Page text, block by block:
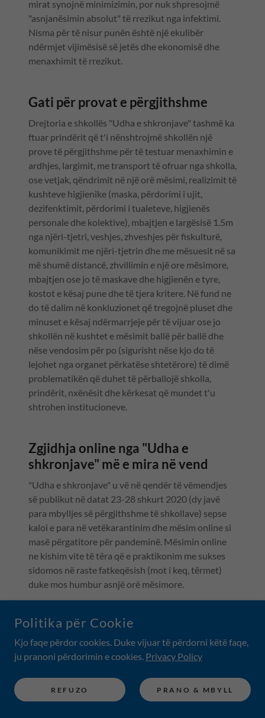
mirat synojnë minimizimin, por nuk shpresojmë
"asnjanësimin absolut" të rrezikut nga infektimi.
Nisma për të nisur punën është një ekulibër
ndërmjet vijimësisë së jetës dhe ekonomisë dhe
menaxhimit të rrezikut.
Gati për provat e përgjithshme
Drejtoria e shkollës "Udha e shkronjave" tashmë ka
ftuar prindërit që t'i nënshtrojmë shkollën një
prove të përgjithshme për të testuar menaxhimin e
ardhjes, largimit, me transport të ofruar nga shkolla,
ose vetjak, qëndrimit në një orë mësimi, realizimit të
kushteve higjienike (maska, përdorimi i ujit,
dezifenktimit, përdorimi i tualeteve, higjienës
personale dhe kolektive), mbajtjen e largësisë 1.5m
nga njëri-tjetri, veshjes, zhveshjes për fiskulturë,
komunikimit me njëri-tjetrin dhe me mësuesit në sa
më shumë distancë, zhvillimin e një ore mësimore,
mbajtjen ose jo të maskave dhe higjienën e tyre,
kostot e kësaj pune dhe të tjera kritere. Në fund ne
do të dalim në konkluzionet që tregojnë pluset dhe
minuset e kësaj ndërmarrjeje për të vijuar ose jo
shkollën në kushtet e mësimit ballë për ballë dhe
nëse vendosim për po (sigurisht nëse kjo do të
lejohet nga organet përkatëse shtetërore) të dimë
problematikën që duhet të përballojë shkolla,
prindërit, nxënësit dhe kërkesat që mundet t'u
shtrohen institucioneve.
Zgjidhja online nga "Udha e
shkronjave" më e mira në vend
"Udha e shkronjave" u vë në qendër të vëmendjes
së publikut në datat 23-28 shkurt 2020 (dy javë
para mbylljes së përgjithshme të shkollave) sepse
kaloi e para në vetëkarantinim dhe mësim online si
masë përgatitore për pandeminë. Mësimin online
ne kishim vite të tëra që e praktikonim me sukses
sidomos në raste fatkeqësish (mot i keq, tërmet)
duke mos humbur asnjë orë mësimore.
pandemisë (mars-maj dhe qershor-gusht), ne kemi
bërë disa pyetësorë ku janë përgjigjur prindër të
shkollave private dhe shtetërore.
Politika për Cookie
Kjo faqe përdor cookies. Duke vijuar të përdorni këtë faqe,
ju pranoni përdorimin e cookies. Privacy Policy
REFUZO PRANO & MBYLL